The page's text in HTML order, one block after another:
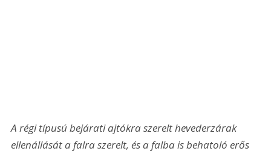
A régi típusú bejárati ajtókra szerelt hevederzárak
ellenállását a falra szerelt, és a falba is behatoló erős